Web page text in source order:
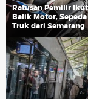
Ratusan Pemilir
Balik Motor,
Truk dari Semarang